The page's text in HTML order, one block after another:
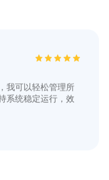
我可以轻松管理所
系统稳定运行，效